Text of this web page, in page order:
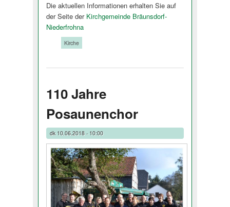
Die aktuellen Informationen erhalten Sie auf
der Seite der Kirchgemeinde Bräunsdorf-
Niederfrohna
Kirche
110 Jahre
Posaunenchor
dk10.06.2018 - 10:00